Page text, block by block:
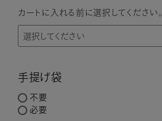
カートに入れる前に選択してください。
手提げ袋
不要
必要